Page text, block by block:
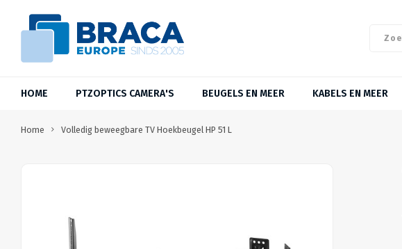
HOME PTZOPTICS CAMERA'S BEUGELS EN MEER KABELS EN MEER
Home Volledig beweegbare TV Hoekbeugel HP 51 L